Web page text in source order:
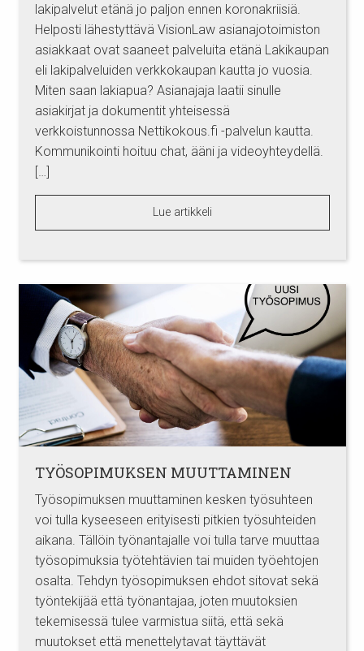
lakipalvelut etänä jo paljon ennen koronakriisiä.
Helposti lähestyttävä VisionLaw asianajotoimiston
asiakkaat ovat saaneet palveluita etänä Lakikaupan
eli lakipalveluiden verkkokaupan kautta jo vuosia.
Miten saan lakiapua? Asianajaja laatii sinulle
asiakirjat ja dokumentit yhteisessä
verkkoistunnossa Nettikokous.fi -palvelun kautta.
Kommunikointi hoituu chat, ääni ja videoyhteydellä.
[…]
Lue artikkeli
TYÖSOPIMUKSEN MUUTTAMINEN
Työsopimuksen muuttaminen kesken työsuhteen
voi tulla kyseeseen erityisesti pitkien työsuhteiden
aikana. Tällöin työnantajalle voi tulla tarve muuttaa
työsopimuksia työtehtävien tai muiden työehtojen
osalta. Tehdyn työsopimuksen ehdot sitovat sekä
työntekijää että työnantajaa, joten muutoksien
tekemisessä tulee varmistua siitä, että sekä
muutokset että menettelytavat täyttävät